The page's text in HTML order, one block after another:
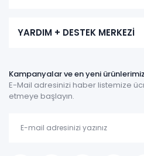
YARDIM + DESTEK MERKEZİ
Kampanyalar ve en yeni
E-Mail adresinizi haber listemize
etmeye başlayın.